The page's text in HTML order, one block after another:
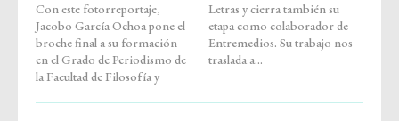
Con este fotorreportaje,
Jacobo García Ochoa pone el
broche final a su formación
en el Grado de Periodismo de
la Facultad de Filosofía y
Letras y cierra también su
etapa como colaborador de
Entremedios. Su trabajo nos
traslada a...